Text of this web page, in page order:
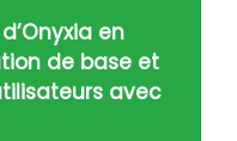
en
de base et
avec